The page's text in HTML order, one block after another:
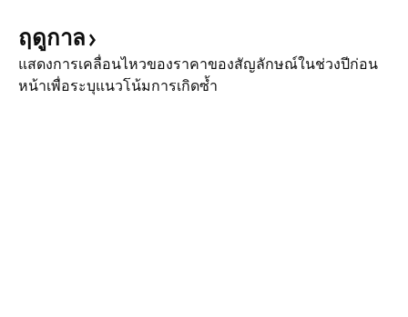
ฤดูกาล
แสดงการเคลื่อนไหวของราคาของสัญลักษณ์ในช่วงปีก่อน
หน้าเพื่อระบุแนวโน้มการเกิดซ้ำ